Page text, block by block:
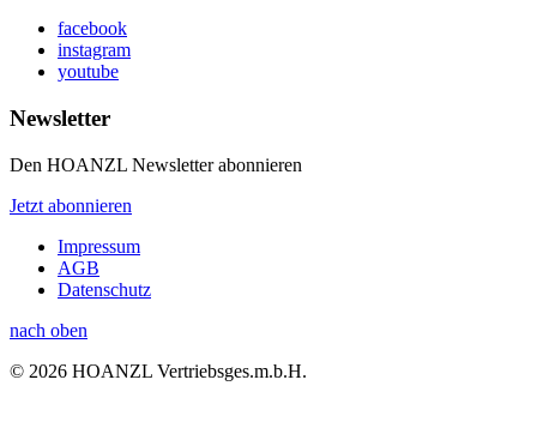
facebook
instagram
youtube
Newsletter
Den HOANZL Newsletter abonnieren
Jetzt abonnieren
Impressum
AGB
Datenschutz
nach oben
© 2026 HOANZL Vertriebsges.m.b.H.